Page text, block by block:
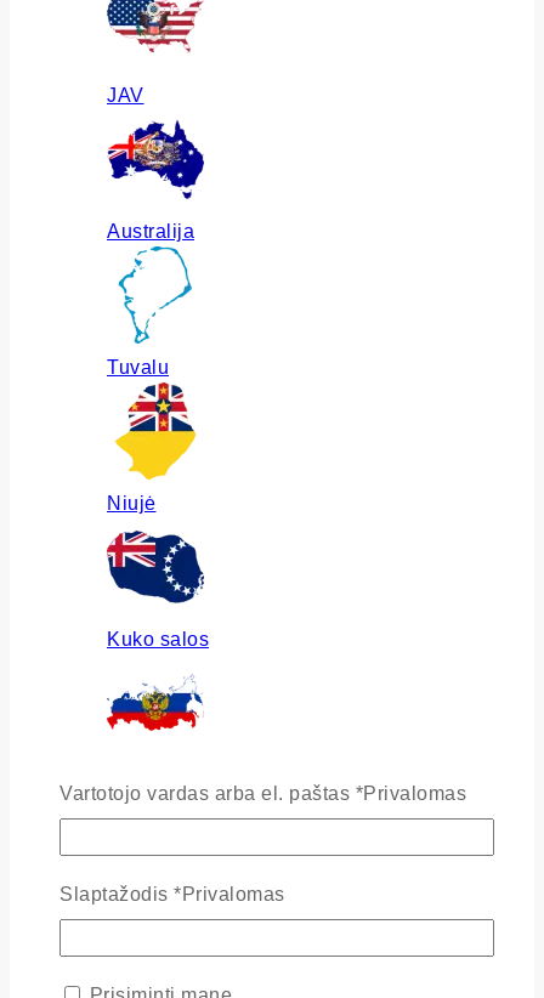
JAV
Australija
Tuvalu
Niujė
Kuko salos
Vartotojo vardas arba el. paštas *Privalomas
Slaptažodis *Privalomas